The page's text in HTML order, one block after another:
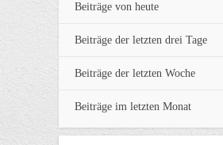
Beiträge von heute
Beiträge der letzten drei Tage
Beiträge der letzten Woche
Beiträge im letzten Monat